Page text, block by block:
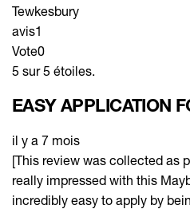
Tewkesbury
avis1
Vote0
5 sur 5 étoiles.
EASY APPLICATION
il y a 7 mois
[This review was collected as
really impressed with this
incredibly easy to apply by